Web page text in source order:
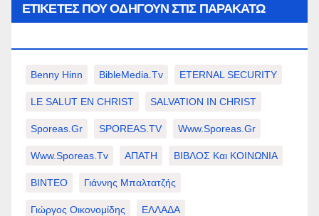
ΕΤΙΚΈΤΕΣ ΠΟΥ ΟΔΗΓΟΎΝ ΣΤΙΣ ΠΑΡΑΚΆΤΩ
Benny Hinn BibleMedia.tv ETERNAL SECURITY
LE SALUT EN CHRIST SALVATION IN CHRIST
Sporeas.gr SPOREAS.TV Www.sporeas.gr
Www.sporeas.tv ΑΠΑΤΗ ΒΙΒΛΟΣ Και ΚΟΙΝΩΝΙΑ
ΒΙΝΤΕΟ Γιάννης Μπαλτατζής
Γιώργος Οικονομίδης ΕΛΛΑΔΑ